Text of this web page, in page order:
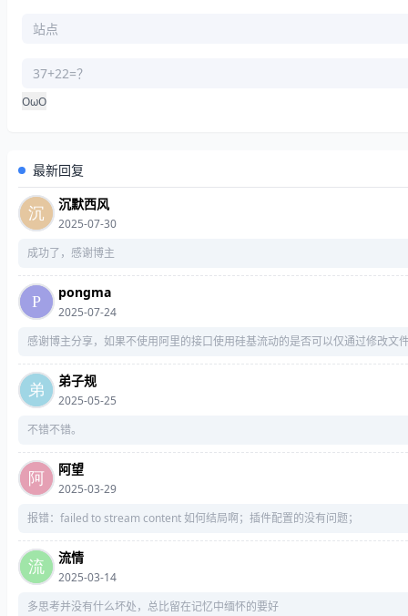
OωO
最新回复
沉默西风
2025-07-30
成功了，感谢博主
pongma
2025-07-24
感谢博主分享，如果不使用阿里的接口使用硅基流动的是否可以仅通过修改文
弟子规
2025-05-25
不错不错。
阿望
2025-03-29
报错：failed to stream content 如何结局啊；插件配置的没有问题；
流情
2025-03-14
多思考并没有什么坏处，总比留在记忆中缅怀的要好